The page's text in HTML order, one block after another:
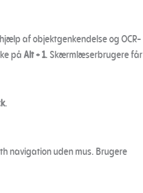
af objektgenkendelse og OCR-
påAlt + 1. Skærmlæserbrugere får
.
navigation uden mus. Brugere